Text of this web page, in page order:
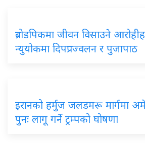
ब्रोडपिकमा जीवन विसाउने
न्युयोकमा दिपप्रज्वलन र पुजापाठ
इरानको हर्मुज जलडमरू मार्गमा
पुनः लागू गर्ने ट्रम्पको घोषणा